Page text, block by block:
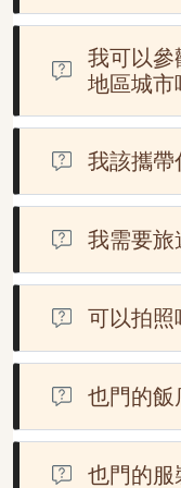
我們建議您攜帶輕
帽子。如果您要前
衣和用來捕捉獨特風
我可以參
地區城市
不幸的是，薩那仍
我該攜帶
美元現金最廣泛接
會，建議隨身攜帶
我需要旅
擁有專門為也門量
獲得針對任何特定
合國際旅遊要求，
可以拍照
您可以拍攝風景和
或當地人。也門的飯
也門酒店主要以地
也門酒店的標準在
也門的服